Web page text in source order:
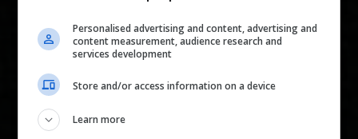
Personalised advertising and content, advertising and
content measurement, audience research and
services development
Store and/or access information on a device
Learn more